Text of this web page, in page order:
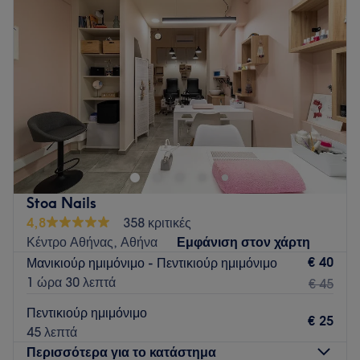
Πέμπτη
10:00
20:00
Παρασκευή
10:00
20:00
Σάββατο
09:00
17:00
Το SOHO Nails Exarchia είναι η δική σου όαση στα
Εξάρχεια. Με έμφαση στη λεπτομέρεια, την υγιεινή και την
αισθητική, προσφέρουμε μανικιούρ και πεντικιούρ που
συνδυάζουν φροντίδα και στυλ. Από κλασικά looks μέχρι
μοντέρνα art σχέδια - κάθε επίσκεψη είναι μια εμπειρία
χαλάρωσης και αυτοπεποίθησης.
Go to venue
Stoa Nails
4,8
358 κριτικές
Κέντρο Αθήνας, Αθήνα
Εμφάνιση στον χάρτη
Μανικιούρ ημιμόνιμο - Πεντικιούρ ημιμόνιμο
1 ώρα 30 λεπτά
€ 40
€ 45
Πεντικιούρ ημιμόνιμο
45 λεπτά
€ 25
Περισσότερα για το κατάστημα